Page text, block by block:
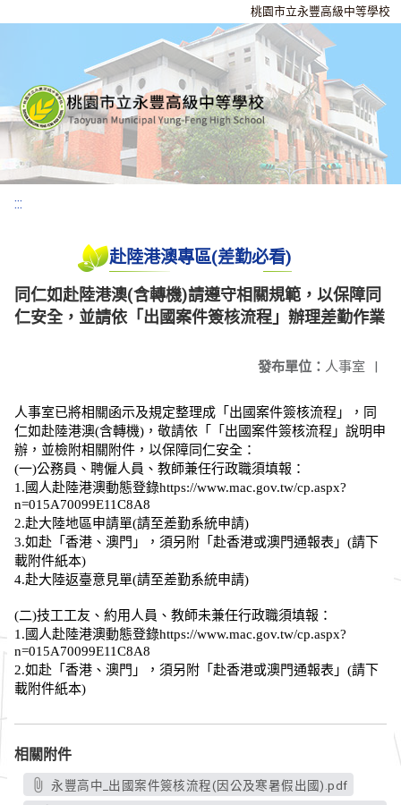
桃園市立永豐高級中等學校
:::
赴陸港澳專區(差勤必看)
同仁如赴陸港澳(含轉機)請遵守相關規範，以保障同
仁安全，並請依「出國案件簽核流程」辦理差勤作業
發布單位： 人事室 |
人事室已將相關函示及規定整理成「出國案件簽核流程」，同
仁如赴陸港澳(含轉機)，敬請依「「出國案件簽核流程」說明申
辦，並檢附相關附件，以保障同仁安全：
(一)公務員、聘僱人員、教師兼任行政職須填報：
1.國人赴陸港澳動態登錄https://www.mac.gov.tw/cp.aspx?
n=015A70099E11C8A8
2.赴大陸地區申請單(請至差勤系統申請)
3.如赴「香港、澳門」，須另附「赴香港或澳門通報表」(請下
載附件紙本)
4.赴大陸返臺意見單(請至差勤系統申請)
(二)技工工友、約用人員、教師未兼任行政職須填報：
1.國人赴陸港澳動態登錄https://www.mac.gov.tw/cp.aspx?
n=015A70099E11C8A8
2.如赴「香港、澳門」，須另附「赴香港或澳門通報表」(請下
載附件紙本)
相關附件
永豐高中_出國案件簽核流程(因公及寒暑假出國).pdf